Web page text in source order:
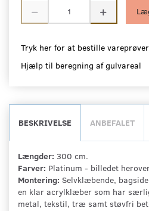
Tryk her for at bestille
Hjælp til beregning af gulvareal
BESKRIVELSE ANBEFALET
Længder: 300 cm.
Farver: Platinum - billedet
Montering: Selvklæbende,
en klar acrylklæber som har
metal, tekstil, træ samt støvfri